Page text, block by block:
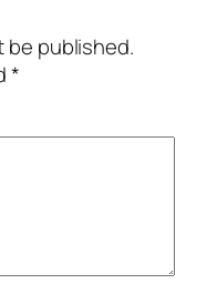
be published.
*